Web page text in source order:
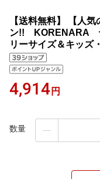
【送料無料】 【人
ン!! KORENARA
リーサイズ＆キッズ
4,914 円
数量